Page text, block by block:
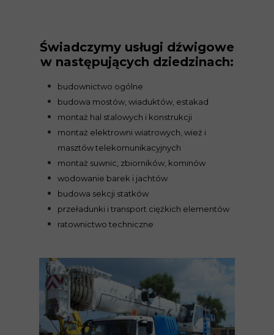
Świadczymy usługi dźwigowe
w następujących dziedzinach:
budownictwo ogólne
budowa mostów, wiaduktów, estakad
montaż hal stalowych i konstrukcji
montaż elektrowni wiatrowych, wież i
masztów telekomunikacyjnych
montaż suwnic, zbiorników, kominów
wodowanie barek i jachtów
budowa sekcji statków
przeładunki i transport ciężkich elementów
ratownictwo techniczne